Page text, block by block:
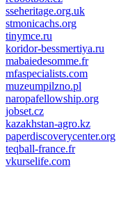
sseheritage.org.uk
stmonicachs.org
tinymce.ru
koridor-bessmertiya.ru
mabaiedesomme.fr
mfaspecialists.com
muzeumpilzno.pl
naropafellowship.org
jobset.cz
kazakhstan-agro.kz
paperdiscoverycenter.org
teqball-france.fr
vkurselife.com